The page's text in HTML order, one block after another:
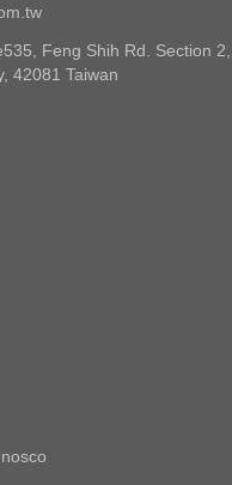
Feng Shih Rd. Section
42081 Taiwan